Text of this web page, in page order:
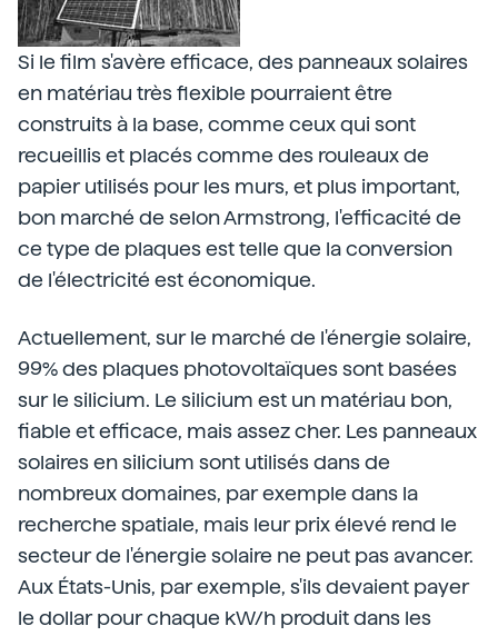
Si le film s'avère efficace, des panneaux solaires
en matériau très flexible pourraient être
construits à la base, comme ceux qui sont
recueillis et placés comme des rouleaux de
papier utilisés pour les murs, et plus important,
bon marché de selon Armstrong, l'efficacité de
ce type de plaques est telle que la conversion
de l'électricité est économique.
Actuellement, sur le marché de l'énergie solaire,
99% des plaques photovoltaïques sont basées
sur le silicium. Le silicium est un matériau bon,
fiable et efficace, mais assez cher. Les panneaux
solaires en silicium sont utilisés dans de
nombreux domaines, par exemple dans la
recherche spatiale, mais leur prix élevé rend le
secteur de l'énergie solaire ne peut pas avancer.
Aux États-Unis, par exemple, s'ils devaient payer
le dollar pour chaque kW/h produit dans les